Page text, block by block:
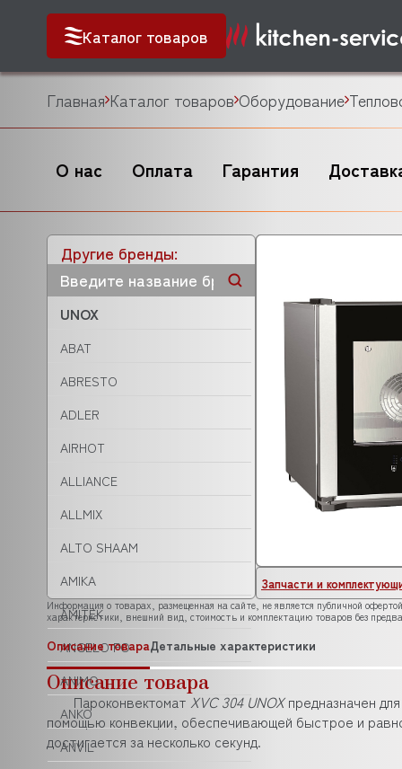
Каталог товаров
Главная Каталог товаров Оборудование
О нас Оплата Гарантия
Другие бренды:
UNOX
ABAT
ABRESTO
ADLER
AIRHOT
ALLIANCE
ALLMIX
ALTO SHAAM
AMIKA
AMITEK
ANGELO PO
ANIMO
ANKO
ANVIL
Запчасти и
Информация о товарах, размещенная на сайте, не является публичной
характеристики, внешний вид, стоимость и комплектацию товаров без
Описание товараДетальные характеристики
Описание товара
Пароконвектомат XVC 304 UNOXпредназначен
помощью конвекции, обеспечивающей быстрое и
достигается за несколько секунд.